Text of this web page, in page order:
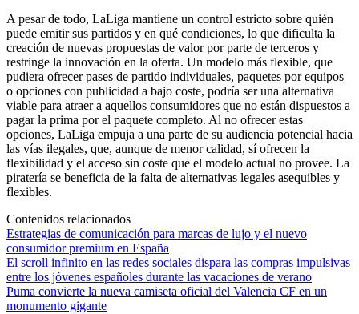
A pesar de todo, LaLiga mantiene un control estricto sobre quién
puede emitir sus partidos y en qué condiciones, lo que dificulta la
creación de nuevas propuestas de valor por parte de terceros y
restringe la innovación en la oferta. Un modelo más flexible, que
pudiera ofrecer pases de partido individuales, paquetes por equipos
o opciones con publicidad a bajo coste, podría ser una alternativa
viable para atraer a aquellos consumidores que no están dispuestos a
pagar la prima por el paquete completo. Al no ofrecer estas
opciones, LaLiga empuja a una parte de su audiencia potencial hacia
las vías ilegales, que, aunque de menor calidad, sí ofrecen la
flexibilidad y el acceso sin coste que el modelo actual no provee. La
piratería se beneficia de la falta de alternativas legales asequibles y
flexibles.
Contenidos relacionados
Estrategias de comunicación para marcas de lujo y el nuevo
consumidor premium en España
El scroll infinito en las redes sociales dispara las compras impulsivas
entre los jóvenes españoles durante las vacaciones de verano
Puma convierte la nueva camiseta oficial del Valencia CF en un
monumento gigante